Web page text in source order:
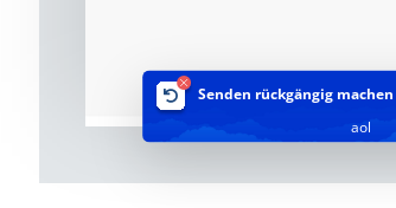
Senden rückgängig machen
aol